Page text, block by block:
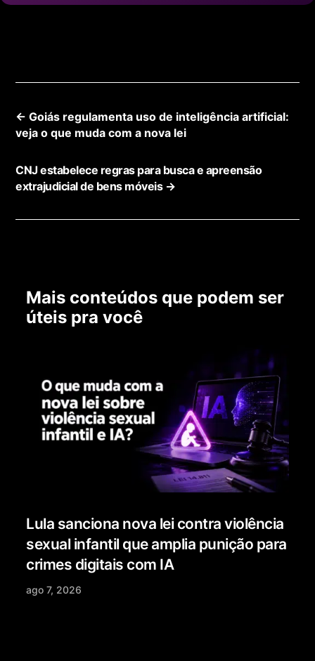
←Goiás regulamenta uso de inteligência artificial:
veja o que muda com a nova lei
CNJ estabelece regras para busca e apreensão
extrajudicial de bens móveis→
Mais conteúdos que podem ser
úteis pra você
Lula sanciona nova lei contra violência
sexual infantil que amplia punição para
crimes digitais com IA
ago 7, 2026